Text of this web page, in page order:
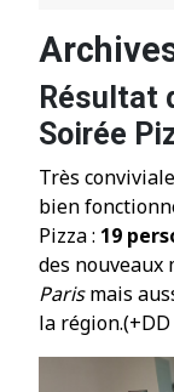
Résultat
Soirée
Très
bien fonctionn
Pizza : 19
des nouveaux
Parismais
la région.